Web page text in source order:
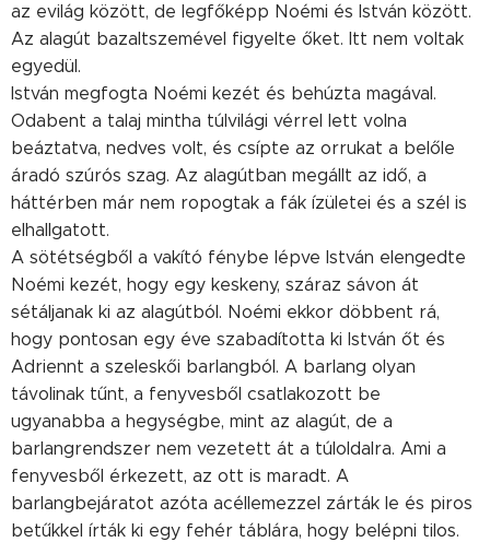
az evilág között, de legfőképp Noémi és István között.
Az alagút bazaltszemével figyelte őket. Itt nem voltak
egyedül.
István megfogta Noémi kezét és behúzta magával.
Odabent a talaj mintha túlvilági vérrel lett volna
beáztatva, nedves volt, és csípte az orrukat a belőle
áradó szúrós szag. Az alagútban megállt az idő, a
háttérben már nem ropogtak a fák ízületei és a szél is
elhallgatott.
A sötétségből a vakító fénybe lépve István elengedte
Noémi kezét, hogy egy keskeny, száraz sávon át
sétáljanak ki az alagútból. Noémi ekkor döbbent rá,
hogy pontosan egy éve szabadította ki István őt és
Adriennt a szeleskői barlangból. A barlang olyan
távolinak tűnt, a fenyvesből csatlakozott be
ugyanabba a hegységbe, mint az alagút, de a
barlangrendszer nem vezetett át a túloldalra. Ami a
fenyvesből érkezett, az ott is maradt. A
barlangbejáratot azóta acéllemezzel zárták le és piros
betűkkel írták ki egy fehér táblára, hogy belépni tilos.